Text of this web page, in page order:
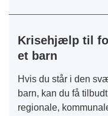
Krisehjælp til
et barn
Hvis du står i den
barn, kan du få
regionale,